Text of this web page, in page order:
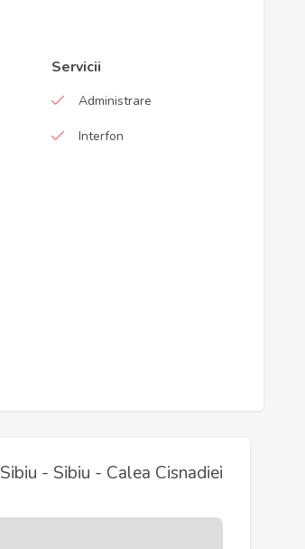
Servicii
Administrare
Interfon
Sibiu - Sibiu - Calea Cisnadiei